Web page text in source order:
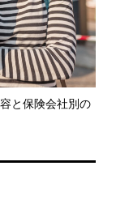
2020年6月から国民